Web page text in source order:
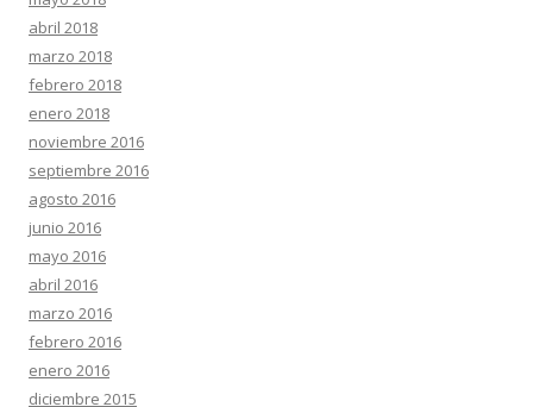
abril 2018
marzo 2018
febrero 2018
enero 2018
noviembre 2016
septiembre 2016
agosto 2016
junio 2016
mayo 2016
abril 2016
marzo 2016
febrero 2016
enero 2016
diciembre 2015